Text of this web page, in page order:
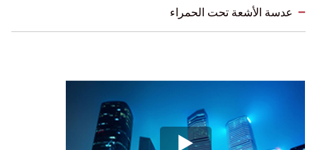
عدسة الأشعة تحت الحمراء